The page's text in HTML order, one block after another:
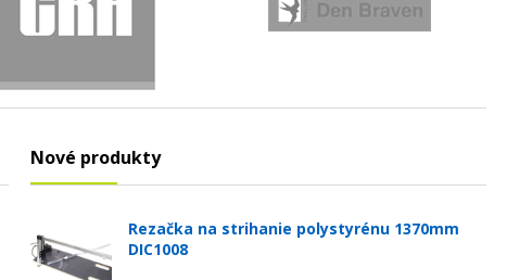
Nové produkty
Rezačka na strihanie polystyrénu 1370mm
DIC1008